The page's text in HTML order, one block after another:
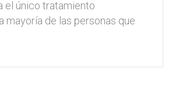
el único tratamiento
mayoría de las personas que